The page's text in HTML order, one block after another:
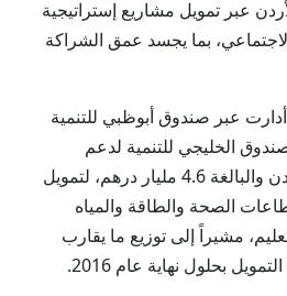
عبر تمويل مشاريع إستراتيجية
بما يجسد عمق الشراكة
عبر صندوق أبوظبي للتنمية
الخليجي للتنمية لدعم
المشاريع التنموية في الأردن والبالغة 4.6 مليار درهم، لتمويل
الصحة والطاقة والمياه
مشيراً إلى توزيع ما يقارب